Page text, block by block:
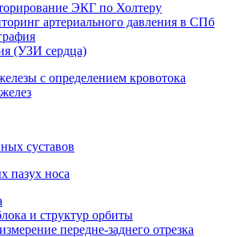
ЭКГ по Холтеру
артериального давления в СПб
(УЗИ сердца)
с определением кровотока
суставов
пазух носа
и структур орбиты
передне-заднего отрезка